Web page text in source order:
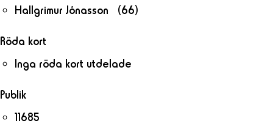
Hallgrimur Jónasson (66)
Röda kort
Inga röda kort utdelade
Publik
11685